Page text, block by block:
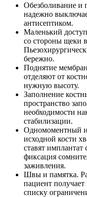
Обезболивание и
надежно
антисептиком.
Маленький
со стороны щеки
бережно.
Поднятие
отделяют от
нужную высоту.
Заполнение
пространство
необходимости
стабилизации.
Одномоментный
исходной кости
ставят имплантат
фиксация
заживления.
Швы и памятка.
пациент
списку